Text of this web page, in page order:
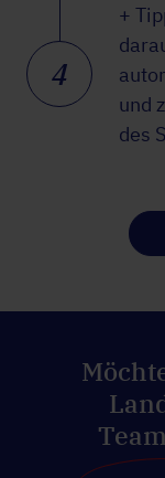
4
+
und
des